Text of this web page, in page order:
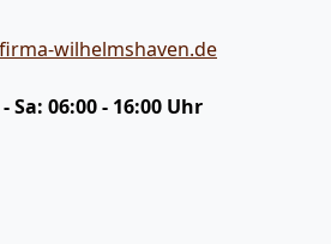
wilhelmshaven.de
Sa: 06:00 - 16:00 Uhr